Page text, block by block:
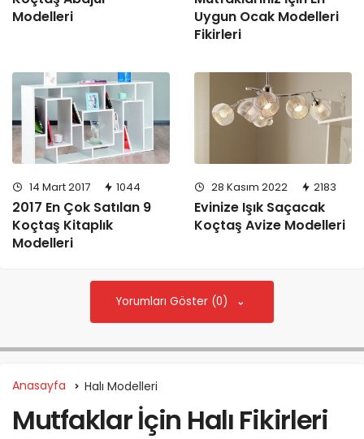
Modelleri
Uygun Ocak Modelleri
Fikirleri
14 Mart 2017 1044
2017 En Çok Satılan 9
Koçtaş Kitaplık
Modelleri
28 Kasım 2022 2183
Evinize Işık Saçacak
Koçtaş Avize Modelleri
Yorumları Göster (0)
Anasayfa Halı Modelleri
Mutfaklar İçin Halı Fikirleri